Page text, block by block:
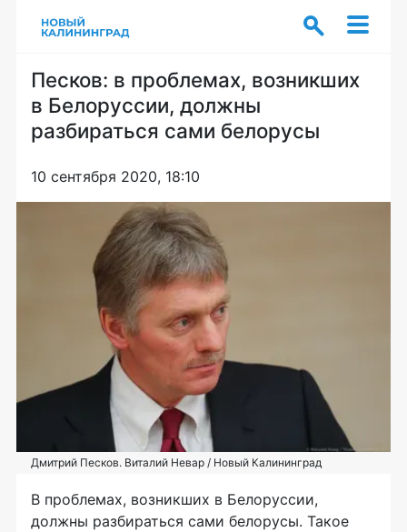
Песков: в проблемах, возникших
в Белоруссии, должны
разбираться сами белорусы
10 сентября 2020, 18:10
Дмитрий Песков. Виталий Невар / Новый Калининград
В проблемах, возникших в Белоруссии,
должны разбираться сами белорусы. Такое